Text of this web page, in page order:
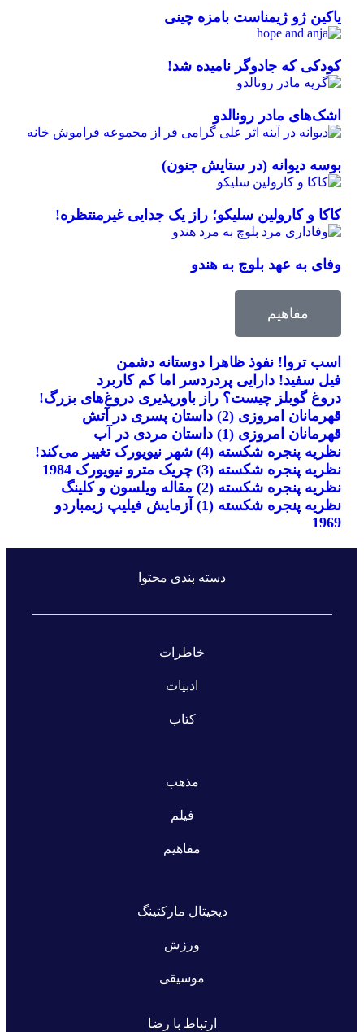
یاکین ژو ژیمناست بامزه چینی
کودکی که جادوگر نامیده شد!
اشک‌های مادر رونالدو
بوسه دیوانه (در ستایش جنون)
کاکا و کارولین سلیکو؛ راز یک جدایی غیرمنتظره!
وفای به عهد بلوچ به هندو
مفاهیم
اسب تروا! نفوذ ظاهرا دوستانه دشمن
فیل سفید! دارایی پردردسر اما کم کاربرد
دروغ گوبلز چیست؟ راز باورپذیری دروغ‌های بزرگ!
قهرمانان امروزی (2) داستان پسری در آتش
قهرمانان امروزی (1) داستان مردی در آب
نظریه پنجره شکسته (4) شهر نیویورک تغییر می‌کند!
نظریه پنجره شکسته (3) چریک مترو نیویورک 1984
نظریه پنجره شکسته (2) مقاله ویلسون و کلینگ
نظریه پنجره شکسته (1) آزمایش فیلیپ زیمباردو
1969
دسته بندی محتوا
خاطرات
ادبیات
کتاب
مذهب
فیلم
مفاهیم
دیجیتال مارکتینگ
ورزش
موسیقی
ارتباط با رضا